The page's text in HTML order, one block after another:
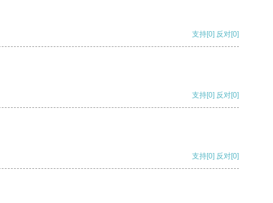
支持[0] 反对[0]
支持[0] 反对[0]
支持[0] 反对[0]